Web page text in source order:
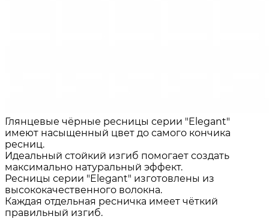
Глянцевые чёрные ресницы серии "Elegant"
имеют насыщенный цвет до самого кончика
ресниц.
Идеальный стойкий изгиб помогает создать
максимально натуральный эффект.
Ресницы серии "Elegant" изготовлены из
высококачественного волокна.
Каждая отдельная ресничка имеет чёткий
правильный изгиб.